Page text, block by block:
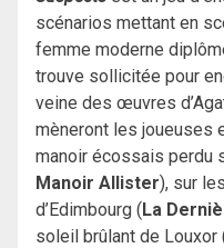
scénarios mettant en
femme moderne
trouve sollicitée pour
veine des œuvres
mèneront les joueuses
manoir écossais perdu
Manoir Allister), sur
d’Edimbourg (La
soleil brûlant de Louxor